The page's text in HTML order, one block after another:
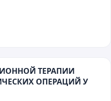
ТЕРАПИИ
ОПЕРАЦИЙ У